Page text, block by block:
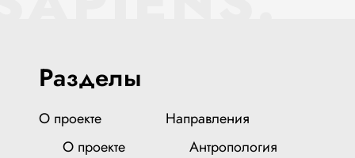
Разделы
О проекте
О проекте
Направления
Антропология